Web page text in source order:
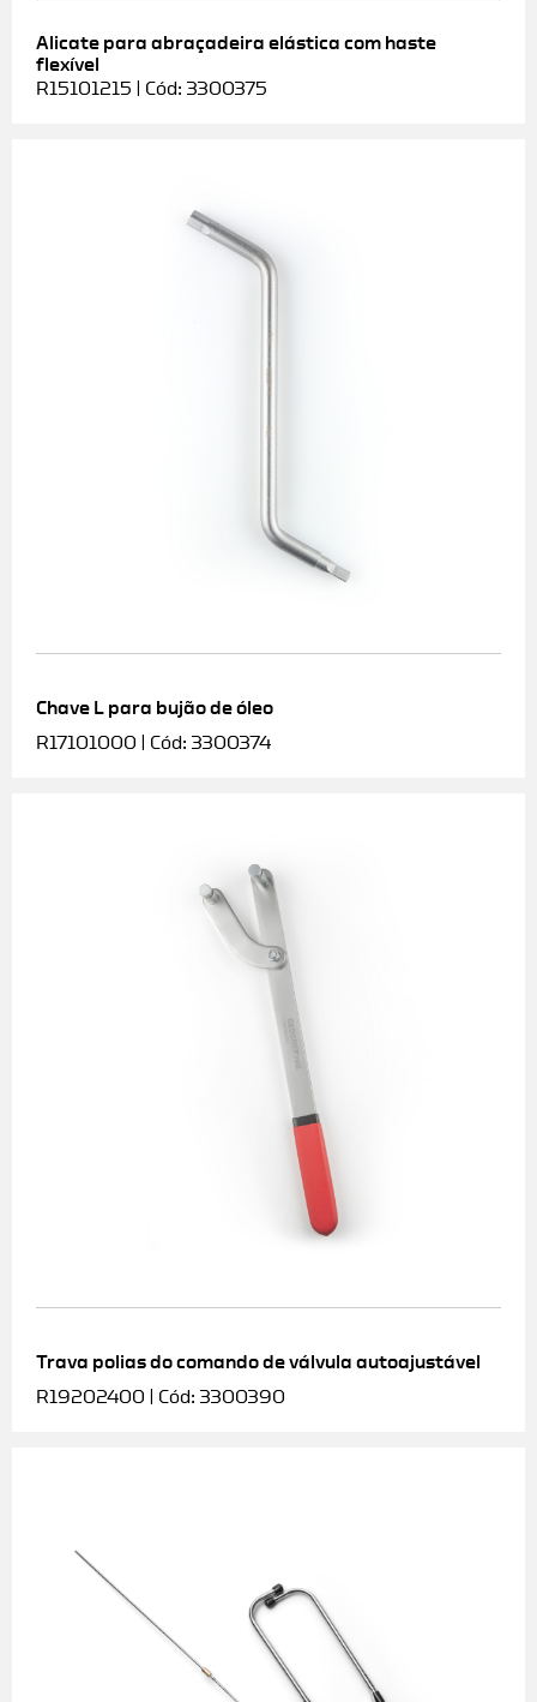
Alicate para abraçadeira elástica com haste
flexível
R15101215 | Cód: 3300375
Chave L para bujão de óleo
R17101000 | Cód: 3300374
Trava polias do comando de válvula autoajustável
R19202400 | Cód: 3300390